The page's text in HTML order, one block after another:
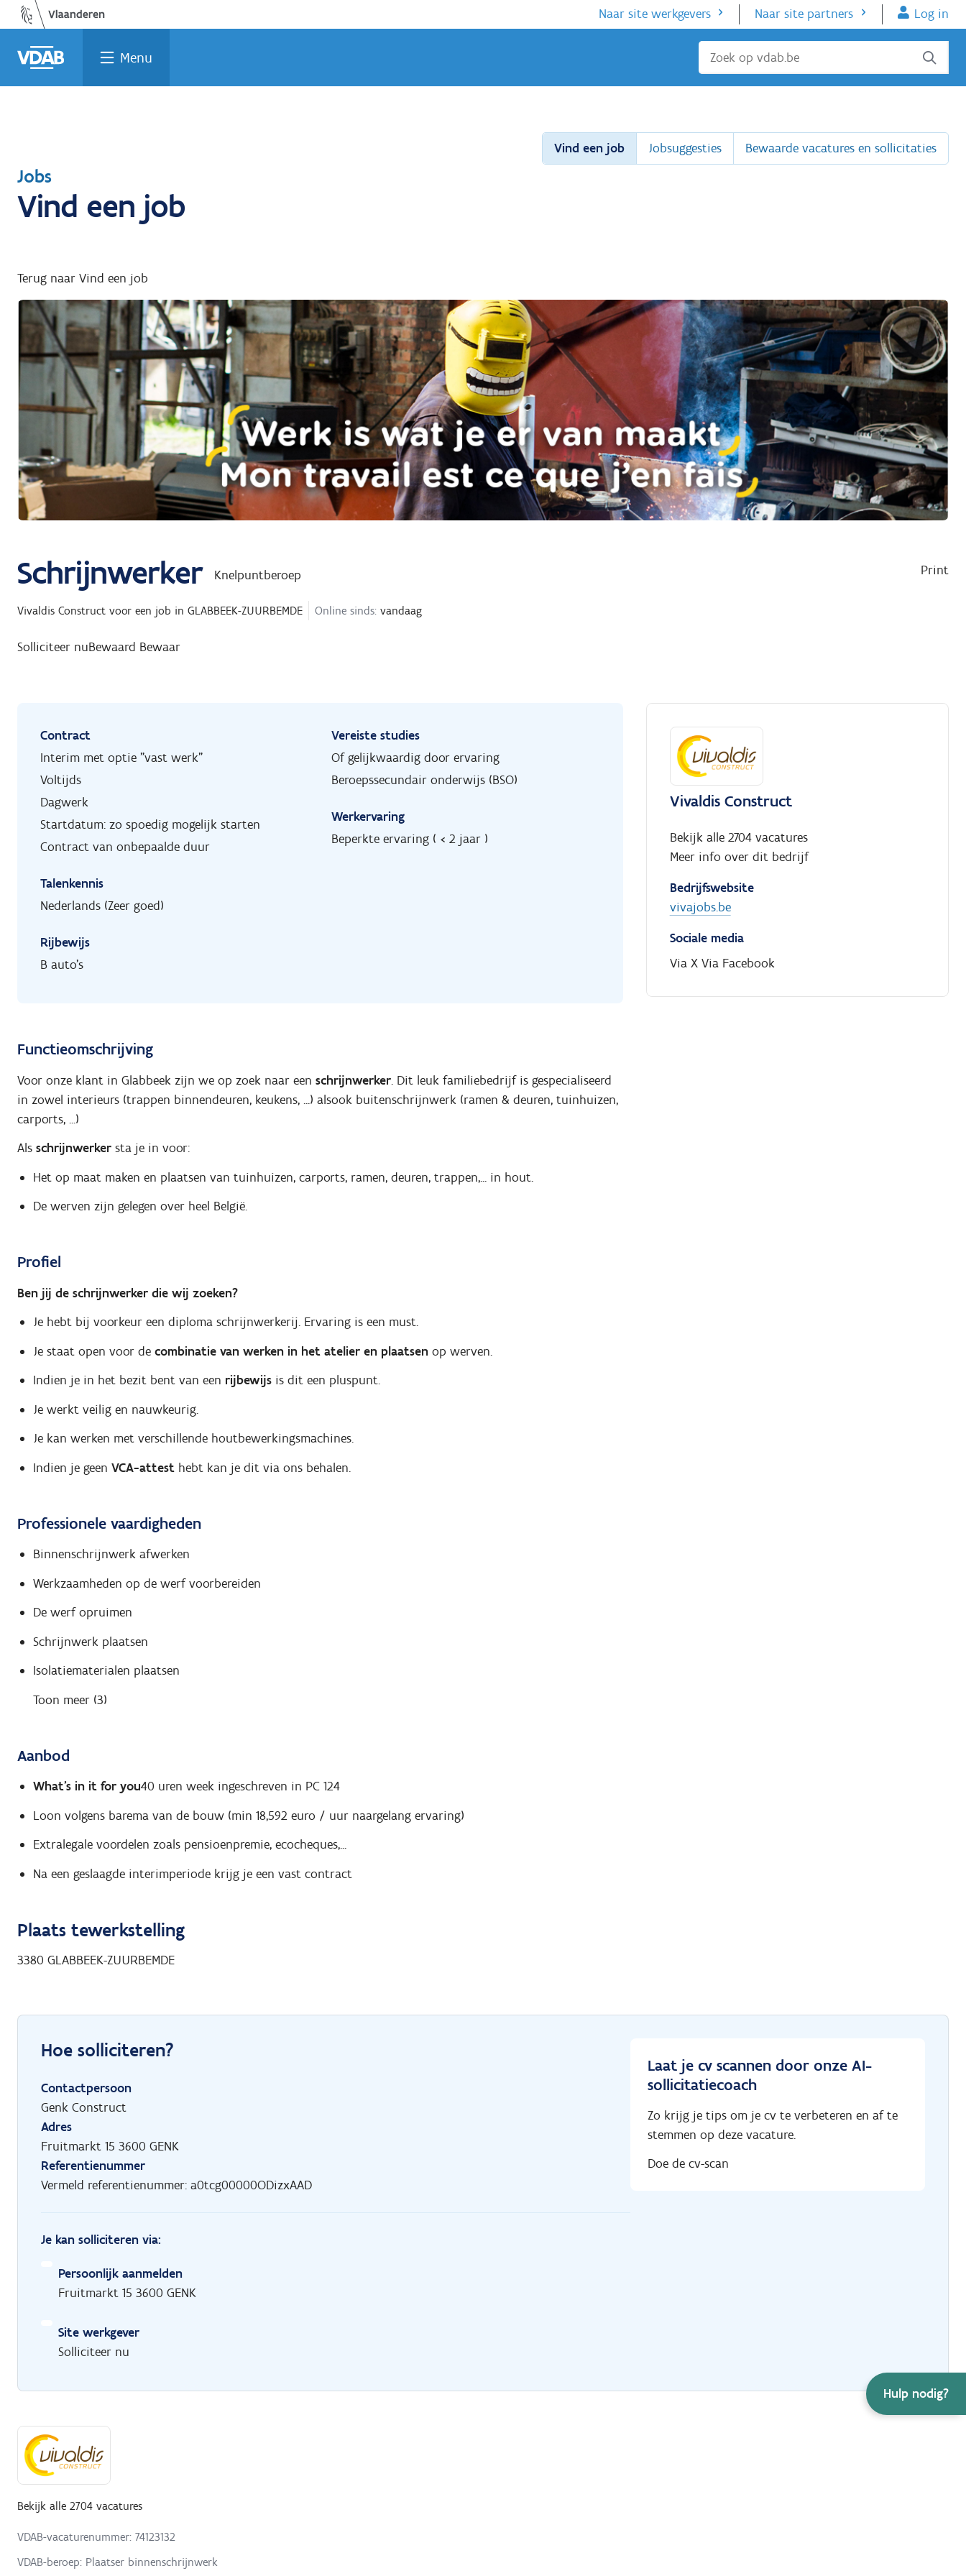
Ga
naar
de
inhoud
Vind
een
job
Vind
een
opleiding
Welke
job
past
bij
Terug
naar
home
Naar site werkgevers Naar site partners Log in
Menu Sluiten
Hulp nodig?
Vind een job Jobsuggesties Bewaarde vacatures en sollicitaties
Terug
naar
Jobs
Vind een job
Terug naar Vind een job
Schrijnwerker Knelpuntberoep Print
Vivaldis Construct voor een job in GLABBEEK-ZUURBEMDE Online sinds: vandaag
Solliciteer nuBewaard Bewaar
Contract
Interim met optie "vast werk"
Voltijds
Dagwerk
Startdatum: zo spoedig mogelijk starten
Contract van onbepaalde duur
Talenkennis
Nederlands (Zeer goed)
Rijbewijs
B auto's
Vereiste studies
Of gelijkwaardig door ervaring
Beroepssecundair onderwijs (BSO)
Werkervaring
Beperkte ervaring ( < 2 jaar )
Functieomschrijving
Voor onze klant in Glabbeek zijn we op zoek naar een schrijnwerker. Dit leuk familiebedrijf is gespecialiseerd
in zowel interieurs (trappen binnendeuren, keukens, ...) alsook buitenschrijnwerk (ramen & deuren, tuinhuizen,
carports, ...)
Als schrijnwerker sta je in voor:
Het op maat maken en plaatsen van tuinhuizen, carports, ramen, deuren, trappen,... in hout.
De werven zijn gelegen over heel België.
Profiel
Ben jij de schrijnwerker die wij zoeken?
Je hebt bij voorkeur een diploma schrijnwerkerij. Ervaring is een must.
Je staat open voor de combinatie van werken in het atelier en plaatsenop werven.
Indien je in het bezit bent van een rijbewijsis dit een pluspunt.
Je werkt veilig en nauwkeurig.
Je kan werken met verschillende houtbewerkingsmachines.
Indien je geen VCA-attest hebt kan je dit via ons behalen.
Professionele vaardigheden
Binnenschrijnwerk afwerken
Werkzaamheden op de werf voorbereiden
De werf opruimen
Schrijnwerk plaatsen
Isolatiematerialen plaatsen
Toon meer (3)
Aanbod
What's in it for you40 uren week ingeschreven in PC 124
Loon volgens barema van de bouw (min 18,592 euro / uur naargelang ervaring)
Extralegale voordelen zoals pensioenpremie, ecocheques,...
Na een geslaagde interimperiode krijg je een vast contract
Plaats tewerkstelling
3380 GLABBEEK-ZUURBEMDE
Vivaldis Construct
Bekijk alle 2704 vacatures
Meer info over dit bedrijf
Bedrijfswebsite
vivajobs.be
Sociale media
Via X Via Facebook
Hoe solliciteren?
Contactpersoon
Genk Construct
Adres
Fruitmarkt 15 3600 GENK
Referentienummer
Vermeld referentienummer: a0tcg00000ODizxAAD
Je kan solliciteren via:
Persoonlijk aanmelden
Fruitmarkt 15 3600 GENK
Site werkgever
Solliciteer nu
Laat je cv scannen door onze AI-
sollicitatiecoach
Zo krijg je tips om je cv te verbeteren en af te
stemmen op deze vacature.
Doe de cv-scan
Bekijk alle 2704 vacatures
VDAB-vacaturenummer: 74123132
VDAB-beroep: Plaatser binnenschrijnwerk